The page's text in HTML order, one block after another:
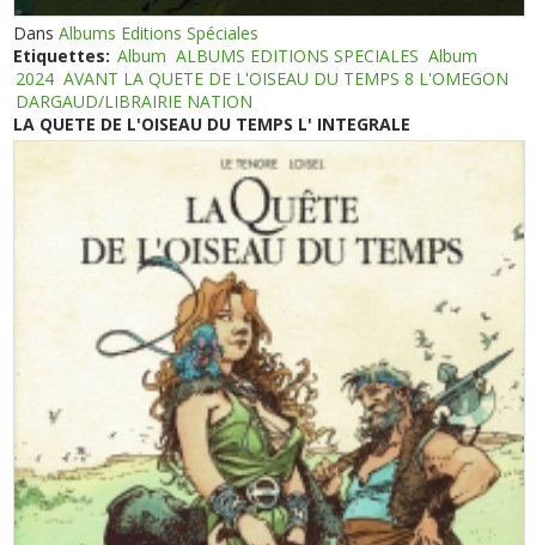
DansAlbums Editions Spéciales
Etiquettes: Album ALBUMS EDITIONS SPECIALES Album
2024 AVANT LA QUETE DE L'OISEAU DU TEMPS 8 L'OMEGON
DARGAUD/LIBRAIRIE NATION
LA QUETE DE L'OISEAU DU TEMPS L' INTEGRALE